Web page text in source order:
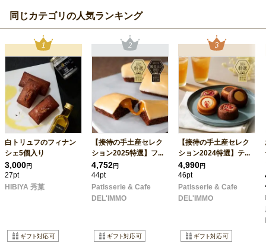
同じカテゴリの人気ランキング
白トリュフのフィナン
シェ5個入り
3,000円
27pt
HIBIYA 秀菓
【接待の手土産セレク
ション2025特選】フ...
4,752円
44pt
Patisserie & Cafe
DEL'IMMO
【接待の手土産セレク
ション2024特選】テ...
4,990円
46pt
Patisserie & Cafe
DEL'IMMO